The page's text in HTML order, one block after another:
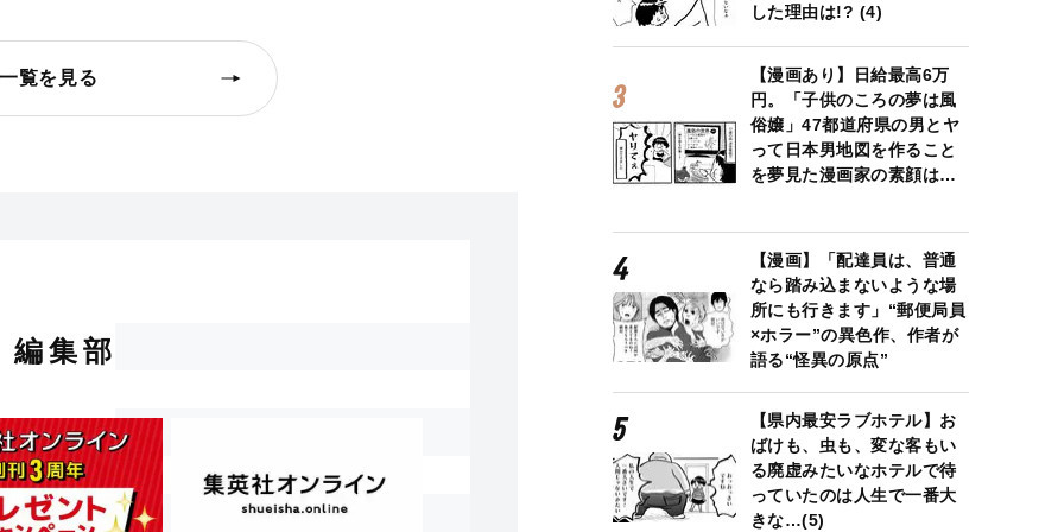
覧を見る
編集部
した理由は!? (4)
【漫画あり】日給最高6万
円。「子供のころの夢は風
俗嬢」47都道府県の男とヤ
って日本男地図を作ること
を夢見た漫画家の素顔は…
【漫画】「配達員は、普通
なら踏み込まないような場
所にも行きます」“郵便局員
×ホラー”の異色作、作者が
語る“怪異の原点”
【県内最安ラブホテル】お
ばけも、虫も、変な客もい
る廃虚みたいなホテルで待
っていたのは人生で一番大
きな…(5)